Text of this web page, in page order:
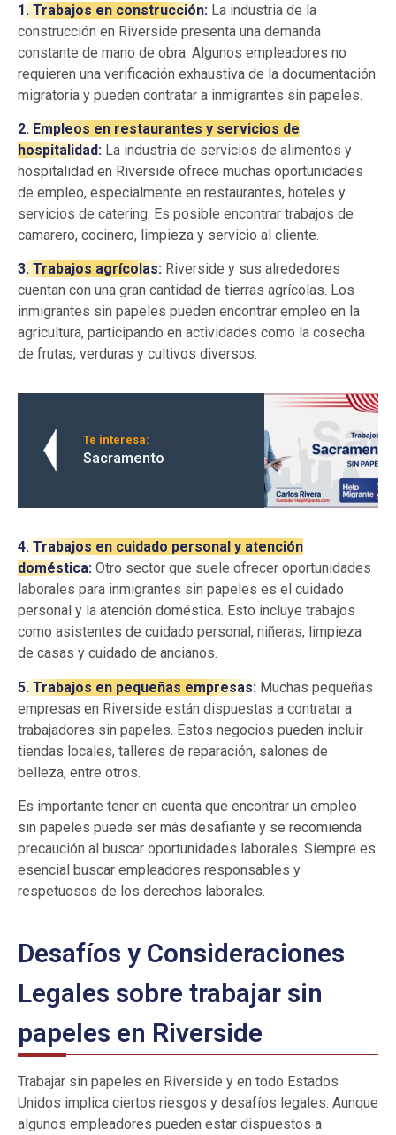
1. Trabajos en construcción: La industria de la
construcción en Riverside presenta una demanda
constante de mano de obra. Algunos empleadores no
requieren una verificación exhaustiva de la documentación
migratoria y pueden contratar a inmigrantes sin papeles.
2. Empleos en restaurantes y servicios de
hospitalidad: La industria de servicios de alimentos y
hospitalidad en Riverside ofrece muchas oportunidades
de empleo, especialmente en restaurantes, hoteles y
servicios de catering. Es posible encontrar trabajos de
camarero, cocinero, limpieza y servicio al cliente.
3. Trabajos agrícolas: Riverside y sus alrededores
cuentan con una gran cantidad de tierras agrícolas. Los
inmigrantes sin papeles pueden encontrar empleo en la
agricultura, participando en actividades como la cosecha
de frutas, verduras y cultivos diversos.
Te interesa:
Sacramento
4. Trabajos en cuidado personal y atención
doméstica: Otro sector que suele ofrecer oportunidades
laborales para inmigrantes sin papeles es el cuidado
personal y la atención doméstica. Esto incluye trabajos
como asistentes de cuidado personal, niñeras, limpieza
de casas y cuidado de ancianos.
5. Trabajos en pequeñas empresas: Muchas pequeñas
empresas en Riverside están dispuestas a contratar a
trabajadores sin papeles. Estos negocios pueden incluir
tiendas locales, talleres de reparación, salones de
belleza, entre otros.
Es importante tener en cuenta que encontrar un empleo
sin papeles puede ser más desafiante y se recomienda
precaución al buscar oportunidades laborales. Siempre es
esencial buscar empleadores responsables y
respetuosos de los derechos laborales.
Desafíos y Consideraciones
Legales sobre trabajar sin
papeles en Riverside
Trabajar sin papeles en Riverside y en todo Estados
Unidos implica ciertos riesgos y desafíos legales. Aunque
algunos empleadores pueden estar dispuestos a